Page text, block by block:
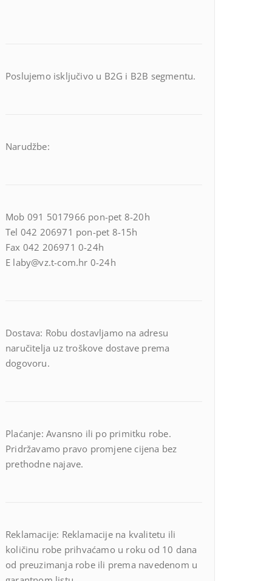
Poslujemo isključivo u B2G i B2B segmentu.
Narudžbe:
Mob 091 5017966 pon-pet 8-20h
Tel 042 206971 pon-pet 8-15h
Fax 042 206971 0-24h
E laby@vz.t-com.hr 0-24h
Dostava: Robu dostavljamo na adresu
naručitelja uz troškove dostave prema
dogovoru.
Plaćanje: Avansno ili po primitku robe.
Pridržavamo pravo promjene cijena bez
prethodne najave.
Reklamacije: Reklamacije na kvalitetu ili
količinu robe prihvaćamo u roku od 10 dana
od preuzimanja robe ili prema navedenom u